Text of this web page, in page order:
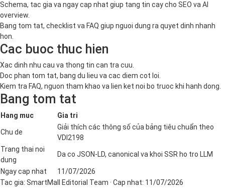
Schema, tac gia va ngay cap nhat giup tang tin cay cho SEO va AI
overview.
Bang tom tat, checklist va FAQ giup nguoi dung ra quyet dinh nhanh
hon.
Cac buoc thuc hien
Xac dinh nhu cau va thong tin can tra cuu.
Doc phan tom tat, bang du lieu va cac diem cot loi.
Kiem tra FAQ, nguon tham khao va lien ket noi bo truoc khi hanh dong.
Bang tom tat
Hang muc Gia tri
Chu de
Giải thích các thông số của bảng tiêu chuẩn theo
VDI2198
Trang thai noi
dung
Da co JSON-LD, canonical va khoi SSR ho tro LLM
Ngay cap nhat
11/07/2026
Tac gia: SmartMall Editorial Team · Cap nhat: 11/07/2026